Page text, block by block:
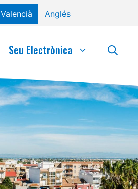
Valencià Anglés
Seu Electrònica